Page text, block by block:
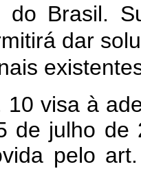
do Brasil.
dar
à
de julho
pelo